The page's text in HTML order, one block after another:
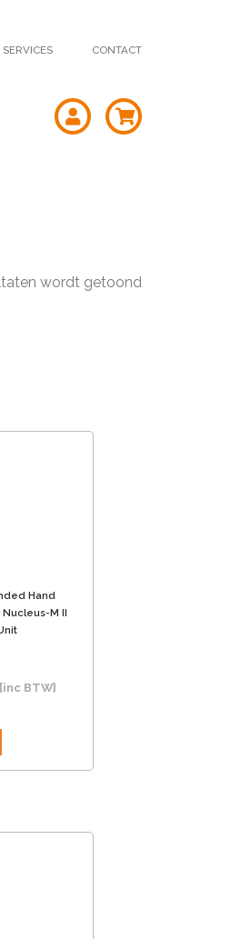
SERVICES CONTACT
wordt getoond
Hand
M II
{inc BTW}